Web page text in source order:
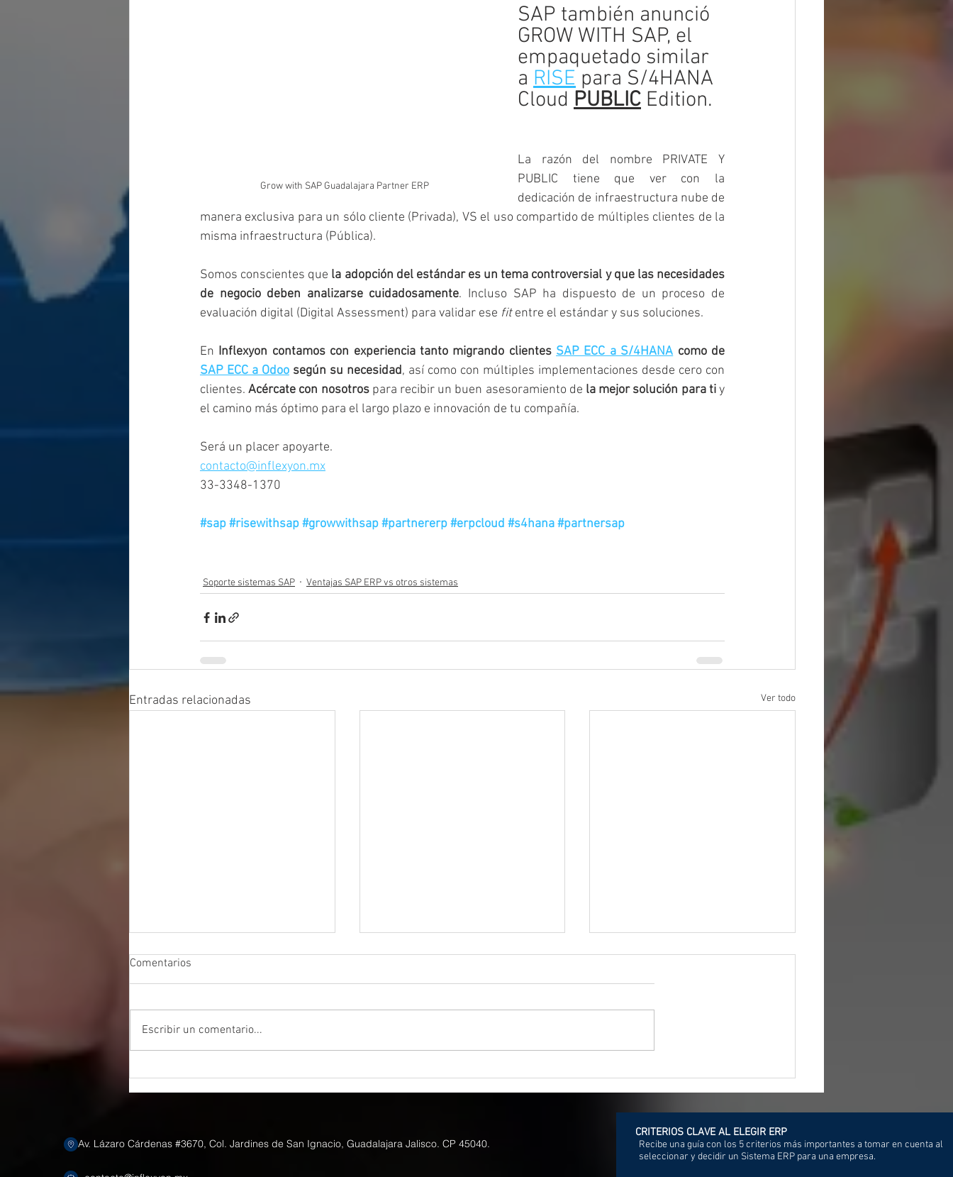
Grow with SAP Guadalajara Partner ERP
SAP también anunció
GROW WITH SAP, el
empaquetado similar
a RISE para S/4HANA
Cloud PUBLIC Edition.
La razón del nombre PRIVATE Y
PUBLIC tiene que ver con la
dedicación de infraestructura nube de
manera exclusiva para un sólo cliente (Privada), VS el uso compartido de múltiples clientes de la
misma infraestructura (Pública).
Somos conscientes que la adopción del estándar es un tema controversial y que las necesidades
de negocio deben analizarse cuidadosamente. Incluso SAP ha dispuesto de un proceso de
evaluación digital (Digital Assessment) para validar ese fit entre el estándar y sus soluciones.
En Inflexyon contamos con experiencia tanto migrando clientes SAP ECC a S/4HANA
SAP ECC a Odoo según su necesidad, así como con múltiples implementaciones desde cero con
clientes. Acércate con nosotros para recibir un buen asesoramiento de la mejor solución para ti y
el camino más óptimo para el largo plazo e innovación de tu compañía.
Será un placer apoyarte.
contacto@inflexyon.mx
33-3348-1370
#sap#risewithsap#growwithsap#partnererp#erpcloud #s4hana#partnersap
Soporte sistemas SAP Ventajas SAP ERP vs otros sistemas
Entradas relacionadas Ver todo
Comentarios
Escribir un comentario...
CRITERIOS CLAVE AL ELEGIR ERP
Recibe una guía con los 5 criterios más importantes a tomar en cuenta al
seleccionar y decidir un Sistema ERP para una empresa.
Av. Lázaro Cárdenas #3670, Col. Jardines de San Ignacio, Guadalajara Jalisco. CP 45040.